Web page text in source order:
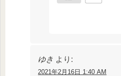
ゆき より:
2021年2月16日 1:40 AM